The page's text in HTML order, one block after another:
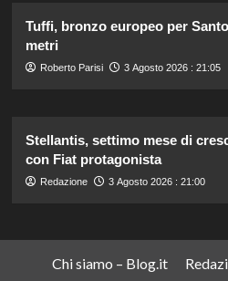
Tuffi, bronzo europeo per
metri
Roberto Parisi 3 Agosto 2026 : 21:05
Stellantis, settimo mese di
con Fiat protagonista
Redazione 3 Agosto 2026 : 21:00
Chi siamo – Blog.it